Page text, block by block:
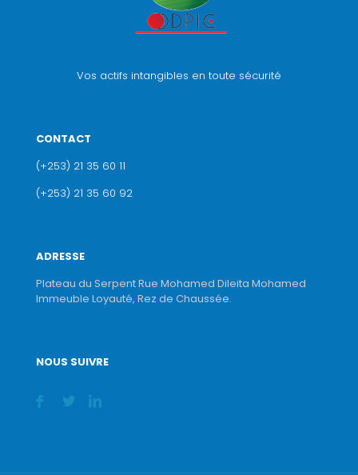
Vos actifs intangibles en toute sécurité
CONTACT
(+253) 21 35 60 11
(+253) 21 35 60 92
ADRESSE
Plateau du Serpent Rue Mohamed Dileita Mohamed
Immeuble Loyauté, Rez de Chaussée.
NOUS SUIVRE